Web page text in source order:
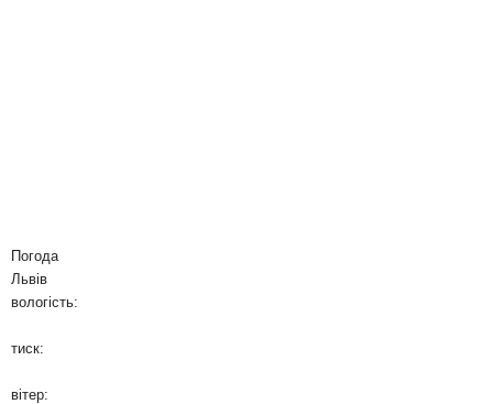
Погода
Львів
вологість:
тиск:
вітер: